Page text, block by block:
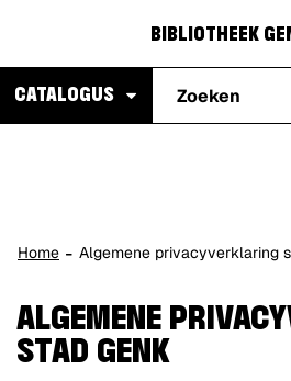
Genk
BIBLIOTHEEK
CATALOGUS
kunnen
we je
Home Algemene privacyverklaring
ALGEMENE
STAD GENK